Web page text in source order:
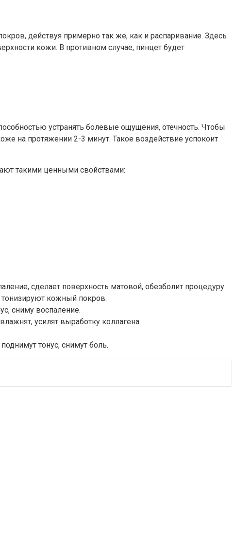
действуя примерно так же, как и распаривание. Здесь
кожи. В противном случае, пинцет будет
устранять болевые ощущения, отечность. Чтобы
на протяжении 2-3 минут. Такое воздействие успокоит
такими ценными свойствами:
сделает поверхность матовой, обезболит процедуру.
тонизируют кожный покров.
сниму воспаление.
усилят выработку коллагена.
тонус, снимут боль.